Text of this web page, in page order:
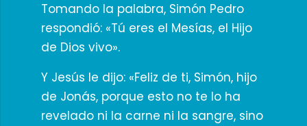
Tomando la palabra, Simón Pedro
respondió: «Tú eres el Mesías, el Hijo
de Dios vivo».
Y Jesús le dijo: «Feliz de ti, Simón, hijo
de Jonás, porque esto no te lo ha
revelado ni la carne ni la sangre, sino